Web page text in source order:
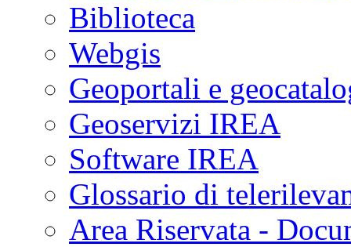
Biblioteca
Webgis
Geoportali e
Geoservizi IREA
Software IREA
Glossario di
Area Riservata -